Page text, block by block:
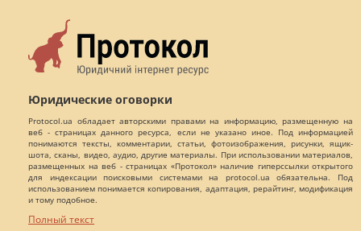
Юридические оговорки
Protocol.ua обладает авторскими правами на информацию, размещенную на
веб - страницах данного ресурса, если не указано иное. Под информацией
понимаются тексты, комментарии, статьи, фотоизображения, рисунки, ящик-
шота, сканы, видео, аудио, другие материалы. При использовании материалов,
размещенных на веб - страницах «Протокол» наличие гиперссылки открытого
для индексации поисковыми системами на protocol.ua обязательна. Под
использованием понимается копирования, адаптация, рерайтинг, модификация
и тому подобное.
Полный текст